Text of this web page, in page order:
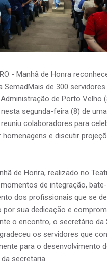
- Manhã de Honra
SemadMais de 300
de Porto Velho
segunda-feira (8) de
colaboradores para
homenagens e discutir
de Honra, realizado no
de integração,
dos profissionais que se
por sua dedicação e
o encontro, o secretário da
os servidores que
para o desenvolvimento
secretaria.